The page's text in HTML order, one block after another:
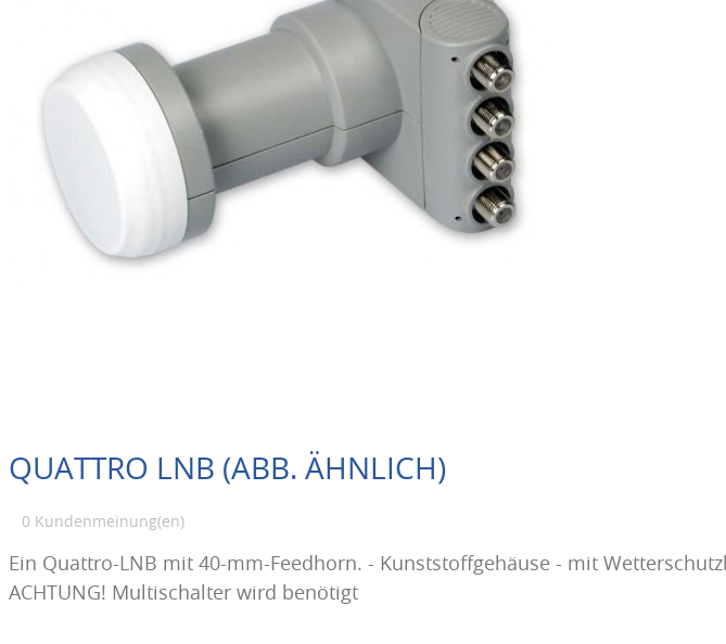
QUATTRO LNB (ABB. ÄHNLICH)
0 Kundenmeinung(en)
Ein Quattro-LNB mit 40-mm-Feedhorn. - Kunststoffgehäuse - mit
ACHTUNG! Multischalter wird benötigt